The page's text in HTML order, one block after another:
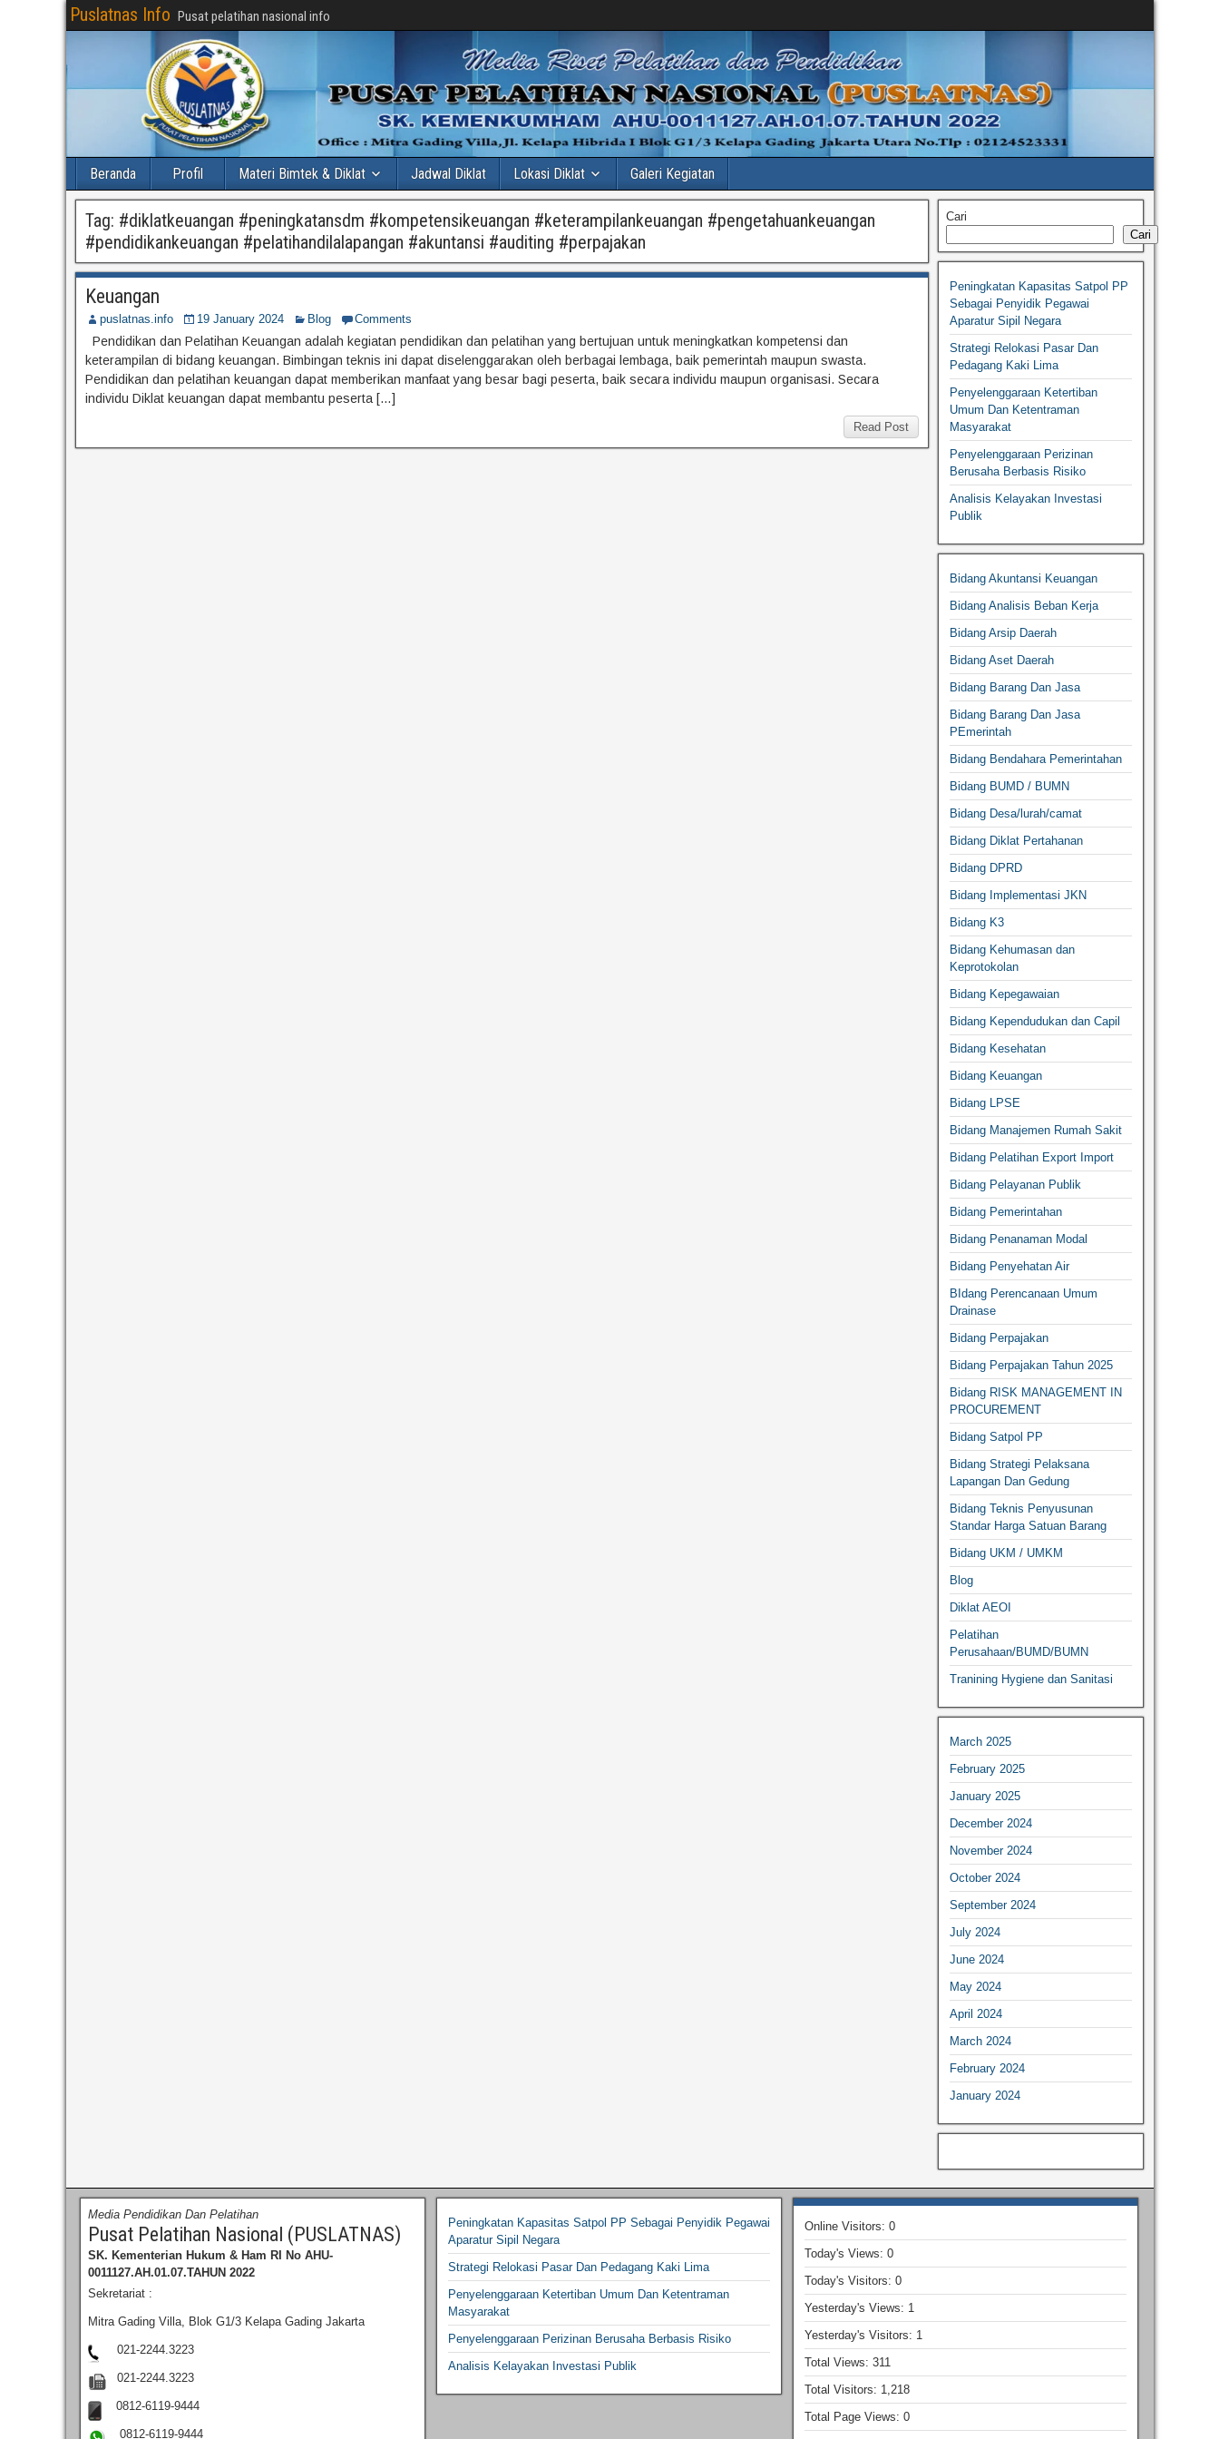
Puslatnas Info Pusat pelatihan nasional info
Beranda Profil Materi Bimtek & Diklat Jadwal Diklat Lokasi Diklat Galeri Kegiatan
Tag: #diklatkeuangan #peningkatansdm #kompetensikeuangan #keterampilankeuangan #pengetahuankeuangan
#pendidikankeuangan #pelatihandilalapangan #akuntansi #auditing #perpajakan
Keuangan
puslatnas.info 19 January 2024 Blog Comments
Pendidikan dan Pelatihan Keuangan adalah kegiatan pendidikan dan pelatihan yang bertujuan untuk meningkatkan kompetensi dan
keterampilan di bidang keuangan. Bimbingan teknis ini dapat diselenggarakan oleh berbagai lembaga, baik pemerintah maupun swasta.
Pendidikan dan pelatihan keuangan dapat memberikan manfaat yang besar bagi peserta, baik secara individu maupun organisasi. Secara
individu Diklat keuangan dapat membantu peserta […]
Read Post
Cari
Cari
Peningkatan Kapasitas Satpol PP
Sebagai Penyidik Pegawai
Aparatur Sipil Negara
Strategi Relokasi Pasar Dan
Pedagang Kaki Lima
Penyelenggaraan Ketertiban
Umum Dan Ketentraman
Masyarakat
Penyelenggaraan Perizinan
Berusaha Berbasis Risiko
Analisis Kelayakan Investasi
Publik
Bidang Akuntansi Keuangan
Bidang Analisis Beban Kerja
Bidang Arsip Daerah
Bidang Aset Daerah
Bidang Barang Dan Jasa
Bidang Barang Dan Jasa
PEmerintah
Bidang Bendahara Pemerintahan
Bidang BUMD / BUMN
Bidang Desa/lurah/camat
Bidang Diklat Pertahanan
Bidang DPRD
Bidang Implementasi JKN
Bidang K3
Bidang Kehumasan dan
Keprotokolan
Bidang Kepegawaian
Bidang Kependudukan dan Capil
Bidang Kesehatan
Bidang Keuangan
Bidang LPSE
Bidang Manajemen Rumah Sakit
Bidang Pelatihan Export Import
Bidang Pelayanan Publik
Bidang Pemerintahan
Bidang Penanaman Modal
Bidang Penyehatan Air
BIdang Perencanaan Umum
Drainase
Bidang Perpajakan
Bidang Perpajakan Tahun 2025
Bidang RISK MANAGEMENT IN
PROCUREMENT
Bidang Satpol PP
Bidang Strategi Pelaksana
Lapangan Dan Gedung
Bidang Teknis Penyusunan
Standar Harga Satuan Barang
Bidang UKM / UMKM
Blog
Diklat AEOI
Pelatihan
Perusahaan/BUMD/BUMN
Tranining Hygiene dan Sanitasi
March 2025
February 2025
January 2025
December 2024
November 2024
October 2024
September 2024
July 2024
June 2024
May 2024
April 2024
March 2024
February 2024
January 2024
Media Pendidikan Dan Pelatihan
Pusat Pelatihan Nasional (PUSLATNAS)
SK. Kementerian Hukum & Ham RI
No AHU-
0011127.AH.01.07.TAHUN 2022
Sekretariat :
Mitra Gading Villa, Blok G1/3 Kelapa Gading Jakarta
021-2244.3223
021-2244.3223
0812-6119-9444
0812-6119-9444
Peningkatan Kapasitas Satpol PP Sebagai Penyidik Pegawai
Aparatur Sipil Negara
Strategi Relokasi Pasar Dan Pedagang Kaki Lima
Penyelenggaraan Ketertiban Umum Dan Ketentraman
Masyarakat
Penyelenggaraan Perizinan Berusaha Berbasis Risiko
Analisis Kelayakan Investasi Publik
Online Visitors:0
Today's Views:0
Today's Visitors:0
Yesterday's Views: 1
Yesterday's Visitors: 1
Total Views:311
Total Visitors: 1,218
Total Page Views:0